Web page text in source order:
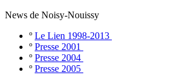
News de Noisy-Nouissy
º Le Lien 1998-2013
º Presse 2001
º Presse 2004
º Presse 2005